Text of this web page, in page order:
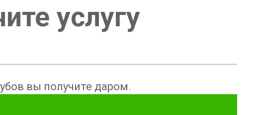
услугу
вы получите даром.